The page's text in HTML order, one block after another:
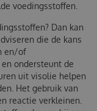
voedingsstoffen.
Dan kan
die de kans
en/of
ondersteunt de
uit visolie helpen
Het gebruik van
reactie verkleinen.